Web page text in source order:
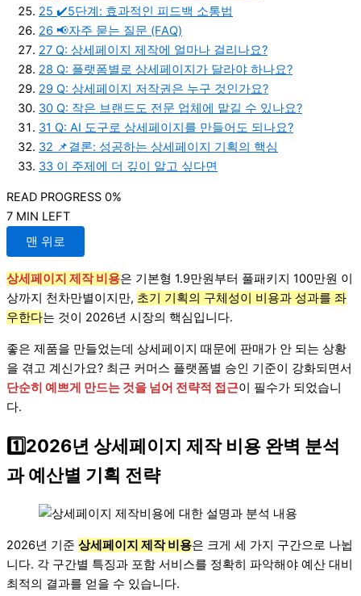
25 ✔️5단계: 효과적인 피드백 소통법
26 📢자주 묻는 질문 (FAQ)
27 Q: 상세페이지 제작에 얼마나 걸리나요?
28 Q: 플랫폼별로 상세페이지가 달라야 하나요?
29 Q: 상세페이지 저작권은 누구 것인가요?
30 Q: 작은 브랜드도 전문 업체에 맡길 수 있나요?
31 Q: AI 도구로 상세페이지를 만들어도 되나요?
32 📌결론: 성공하는 상세페이지 기획의 핵심
33 이 주제에 더 깊이 알고 싶다면
READ PROGRESS 0%
7 MIN LEFT
맨 위로
상세페이지 제작 비용은 기본형 1.9만원부터 풀패키지 100만원 이
상까지 천차만별이지만, 초기 기획의 구체성이 비용과 성과를 좌
우한다는 것이 2026년 시장의 핵심입니다.
좋은 제품을 만들었는데 상세페이지 때문에 판매가 안 되는 상황
을 겪고 계신가요? 최근 커머스 플랫폼별 승인 기준이 강화되면서
단순히 예쁘게 만드는 것을 넘어 전략적 접근이 필수가 되었습니
다.
1️⃣2026년 상세페이지 제작 비용 완벽 분석
과 예산별 기획 전략
2026년 기준 상세페이지 제작 비용은 크게 세 가지 구간으로 나뉩
니다. 각 구간별 특징과 포함 서비스를 정확히 파악해야 예산 대비
최적의 결과를 얻을 수 있습니다.